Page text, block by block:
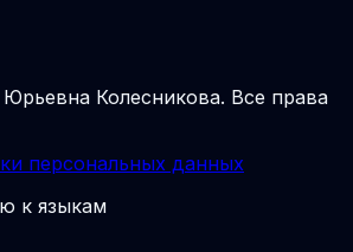
Юрьевна Колесникова. Все права
персональных данных
к языкам